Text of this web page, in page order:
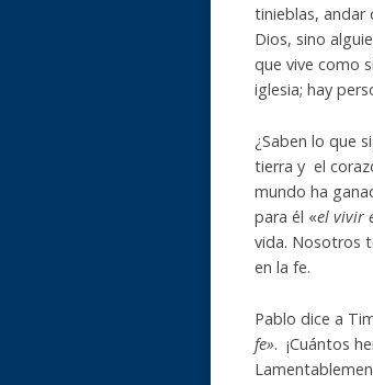
tinieblas, andar
Dios, sino
que vive como
iglesia; hay
¿Saben lo que
tierra y el
mundo ha
para él «el vivir
vida. Nosotros
en la fe.
Pablo dice a
fe». ¡Cuántos